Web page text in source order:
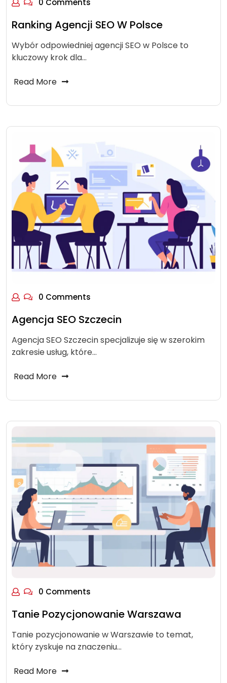
0 Comments
Ranking Agencji SEO W Polsce
Wybór odpowiedniej agencji SEO w Polsce to
kluczowy krok dla…
Read More
0 Comments
Agencja SEO Szczecin
Agencja SEO Szczecin specjalizuje się w szerokim
zakresie usług, które…
Read More
0 Comments
Tanie Pozycjonowanie Warszawa
Tanie pozycjonowanie w Warszawie to temat,
który zyskuje na znaczeniu…
Read More